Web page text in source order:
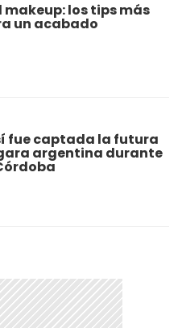
los tips más
un acabado
fue captada la futura
argentina durante